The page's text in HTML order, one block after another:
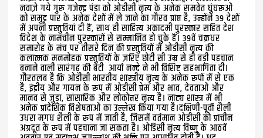
नवाज़े गये गुरु गजेन्द्र पंडा को ओडीसी नृत्य के अनेक समवेत घुंघरूओं
को समुद्र पार के अनेक देशों में ले जाने का गौरव प्राप्त है, उन्होंने 39 देशों
में अपनी प्रस्तुतियां दी हैं, साथ ही साहित्य अकादमी पुरस्कार सहित देश
विदेश के नामचीन पुरस्कारों से सम्मानित हो चुके हैं। 39वें चक्रधर
समारोह के मंच पर तीसरे दिन की प्रस्तुतियों में ओडीसी नृत्य की
कलात्मक मनमोहक प्रस्तुतियों के ज़रिए छोटी सी उम्र से ही बड़ी पहचान
बनाने वाली सारंगढ़ की बेटी आर्या नन्दे ने भी विशिष्ट सहभागिता दी।
ग़ौरतलब है कि ओडीसी भारतीय शास्त्रीय नृत्य के अनेक रूपों में से एक
है, इंद्रीय और गायन के रूप में ओडीसी प्रेम और भाव, देवताओं और
मानव से जुड़ा, सांसारिक और लोकोत्तर नृत्य है। नाट्य शास्त्र में भी
अनेक प्रादेशिक विशेषताओं का उल्लेख किया गया है।दक्षिणी-पूर्वी शैली
उधरा मगध शैली के रूप में जाती है, जिसमें वर्तमान ओडीसी को प्राचीन
अग्रदूत के रूप में पहचाना जा सकता है। ओडिसी नृत्य विष्णु के आठवें